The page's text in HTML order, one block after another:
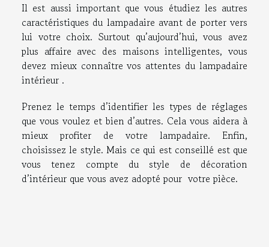
Il est aussi important que vous étudiez les autres
caractéristiques du lampadaire avant de porter vers
lui votre choix. Surtout qu’aujourd’hui, vous avez
plus affaire avec des maisons intelligentes, vous
devez mieux connaître vos attentes du lampadaire
intérieur .
Prenez le temps d’identifier les types de réglages
que vous voulez et bien d’autres. Cela vous aidera à
mieux profiter de votre lampadaire. Enfin,
choisissez le style. Mais ce qui est conseillé est que
vous tenez compte du style de décoration
d’intérieur que vous avez adopté pour votre pièce.